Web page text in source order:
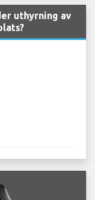
uthyrning av